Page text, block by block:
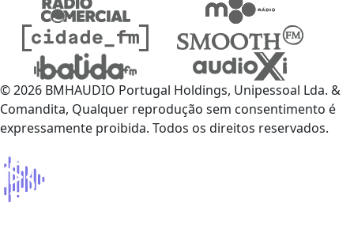
© 2026 BMHAUDIO Portugal Holdings, Unipessoal Lda. &
Comandita, Qualquer reprodução sem consentimento é
expressamente proibida. Todos os direitos reservados.